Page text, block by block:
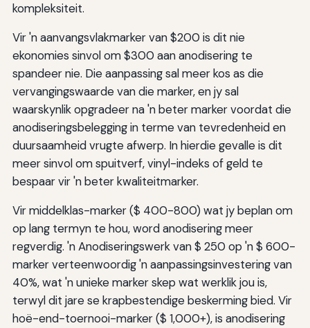
kompleksiteit.
Vir 'n aanvangsvlakmarker van $200 is dit nie
ekonomies sinvol om $300 aan anodisering te
spandeer nie. Die aanpassing sal meer kos as die
vervangingswaarde van die marker, en jy sal
waarskynlik opgradeer na 'n beter marker voordat die
anodiseringsbelegging in terme van tevredenheid en
duursaamheid vrugte afwerp. In hierdie gevalle is dit
meer sinvol om spuitverf, vinyl-indeks of geld te
bespaar vir 'n beter kwaliteitmarker.
Vir middelklas-marker ($ 400-800) wat jy beplan om
op lang termyn te hou, word anodisering meer
regverdig. 'n Anodiseringswerk van $ 250 op 'n $ 600-
marker verteenwoordig 'n aanpassingsinvestering van
40%, wat 'n unieke marker skep wat werklik jou is,
terwyl dit jare se krapbestendige beskerming bied. Vir
hoë-end-toernooi-marker ($ 1,000+), is anodisering